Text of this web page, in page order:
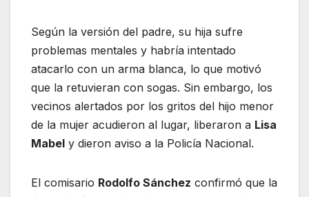
Según la versión del padre, su hija sufre
problemas mentales y habría intentado
atacarlo con un arma blanca, lo que motivó
que la retuvieran con sogas. Sin embargo, los
vecinos alertados por los gritos del hijo menor
de la mujer acudieron al lugar, liberaron a Lisa
Mabel y dieron aviso a la Policía Nacional.
El comisario Rodolfo Sánchez confirmó que la